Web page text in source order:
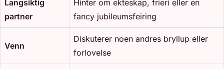
Langsiktig
partner
Hinter om ekteskap, frieri eller en
fancy jubileumsfeiring
Venn
Diskuterer noen andres bryllup eller
forlovelse